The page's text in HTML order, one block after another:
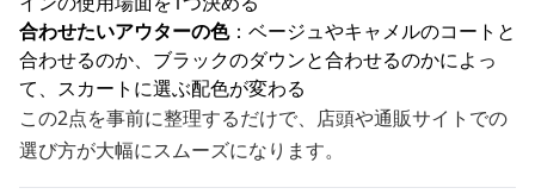
合わせたいアウターの色：ベージュやキャメルのコートと
合わせるのか、ブラックのダウンと合わせるのかによっ
て、スカートに選ぶ配色が変わる
この2点を事前に整理するだけで、店頭や通販サイトでの
選び方が大幅にスムーズになります。